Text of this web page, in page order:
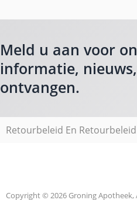
Meld u aan voor
informatie,
ontvangen.
Retourbeleid En Retourbeleid
Copyright © 2026 Groning